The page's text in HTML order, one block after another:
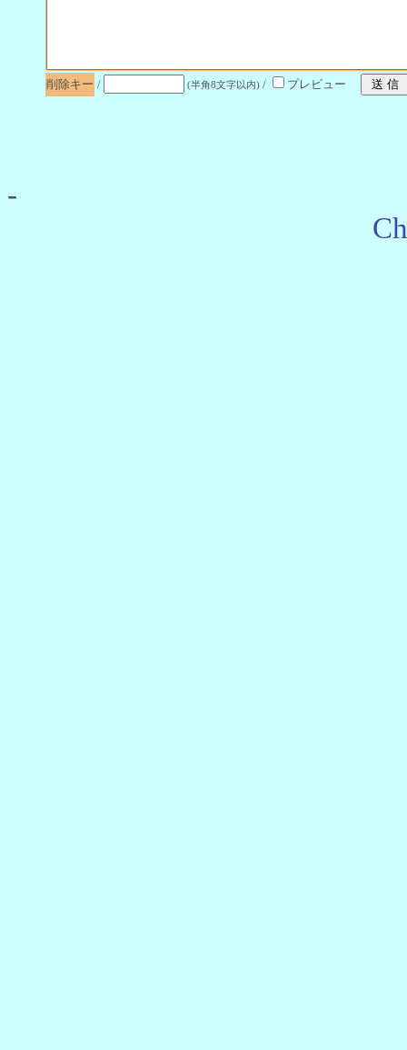
削除キー / (半角8文字以内) / プレビュー
-